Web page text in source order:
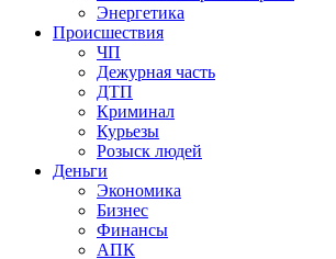
Энергетика
Происшествия
ЧП
Дежурная часть
ДТП
Криминал
Курьезы
Розыск людей
Деньги
Экономика
Бизнес
Финансы
АПК